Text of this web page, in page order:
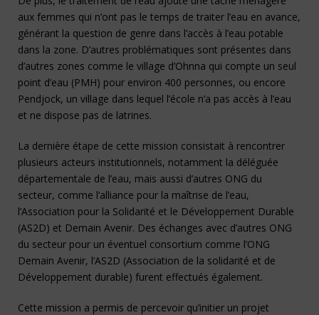
aux femmes qui n’ont pas le temps de traiter l’eau en avance,
générant la question de genre dans l’accès à l’eau potable
dans la zone. D’autres problématiques sont présentes dans
d’autres zones comme le village d’Ohnna qui compte un seul
point d’eau (PMH) pour environ 400 personnes, ou encore
Pendjock, un village dans lequel l’école n’a pas accès à l’eau
et ne dispose pas de latrines.
La dernière étape de cette mission consistait à rencontrer
plusieurs acteurs institutionnels, notamment la déléguée
départementale de l’eau, mais aussi d’autres ONG du
secteur, comme l’alliance pour la maîtrise de l’eau,
l’Association pour la Solidarité et le Développement Durable
(AS2D) et Demain Avenir. Des échanges avec d’autres ONG
du secteur pour un éventuel consortium comme l’ONG
Demain Avenir, l’AS2D (Association de la solidarité et de
Développement durable) furent effectués également.
Cette mission a permis de percevoir qu’initier un projet